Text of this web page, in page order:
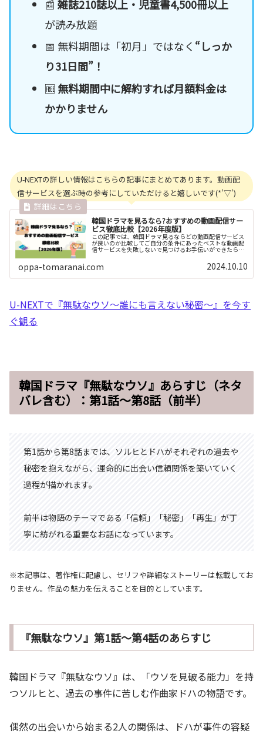
📰 雑誌210誌以上・児童書4,500冊以上
が読み放題
📅 無料期間は「初月」ではなく “しっか
り31日間”！
🆓 無料期間中に解約すれば月額料金は
かかりません
U-NEXTの詳しい情報はこちらの記事にまとめてあります。動画配
信サービスを選ぶ時の参考にしていただけると嬉しいです(*’▽’)
韓国ドラマを見るなら?おすすめの動画配信サー
ビス徹底比較【2026年度版】
この記事では、韓国ドラマ見るならどの動画配信サービス
が良いのか比較してご自分の条件にあったベストな動画配
信サービスを失敗しないで見つけるお手伝いができたらと
oppa-tomaranai.com 2024.10.10
U-NEXTで『無駄なウソ～誰にも言えない秘密～』を今す
ぐ観る
韓国ドラマ『無駄なウソ』あらすじ（ネタ
バレ含む）：第1話～第8話（前半）
第1話から第8話までは、ソルヒとドハがそれぞれの過去や
秘密を抱えながら、運命的に出会い信頼関係を築いていく
過程が描かれます。
前半は物語のテーマである「信頼」「秘密」「再生」が丁
寧に紡がれる重要なお話になっています。
※本記事は、著作権に配慮し、セリフや詳細なストーリーは転載してお
りません。作品の魅力を伝えることを目的としています。
『無駄なウソ』第1話～第4話のあらすじ
韓国ドラマ『無駄なウソ』は、「ウソを見破る能力」を持
つソルヒと、過去の事件に苦しむ作曲家ドハの物語です。
偶然の出会いから始まる2人の関係は、ドハが事件の容疑